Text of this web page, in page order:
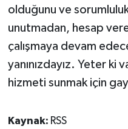
olduğunu ve
unutmadan, hesap
çalışmaya devam
yanınızdayız. Yeter ki
hizmeti sunmak için
Kaynak: RSS